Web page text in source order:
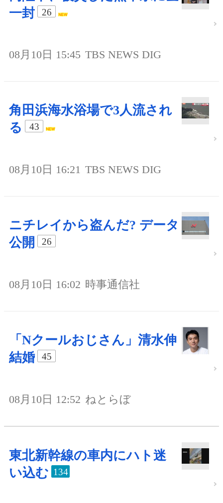
一封
26
08月10日 15:45 TBS NEWS DIG
角田浜海水浴場で3人流され
る
43
08月10日 16:21 TBS NEWS DIG
ニチレイから盗んだ? データ
公開
26
08月10日 16:02 時事通信社
「Nクールおじさん」清水伸
結婚
45
08月10日 12:52 ねとらぼ
東北新幹線の車内にハト迷
い込む 134